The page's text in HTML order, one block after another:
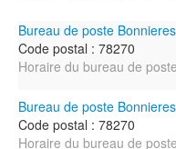
Bureau de poste
Code postal : 78270
Horaire du bureau de
Bureau de poste
Code postal : 78270
Horaire du bureau de